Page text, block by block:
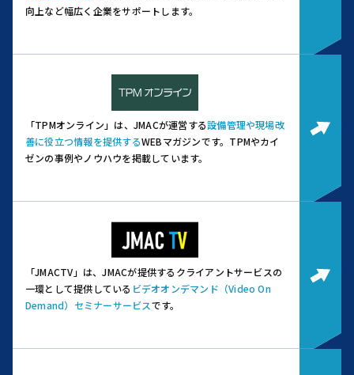
向上など幅広く企業をサポートします。
「TPMオンライン」は、JMACが運営する設備管理や現場改
善に役立つ情報を提供するWEBマガジンです。 TPMやカイ
ゼンの事例やノウハウを掲載しています。
「JMACTV」は、JMACが提供するクライアントサービスの
一環として提供している ビデオオンデマンド（Video On
Demand）セミナーサービスです。